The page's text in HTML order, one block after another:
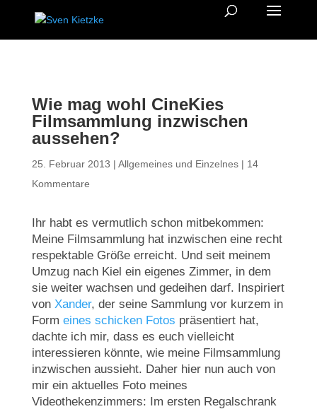
Wie mag wohl CineKies
Filmsammlung inzwischen
aussehen?
25. Februar 2013 | Allgemeines und Einzelnes| 14
Kommentare
Ihr habt es vermutlich schon mitbekommen:
Meine Filmsammlung hat inzwischen eine recht
respektable Größe erreicht. Und seit meinem
Umzug nach Kiel ein eigenes Zimmer, in dem
sie weiter wachsen und gedeihen darf. Inspiriert
von Xander, der seine Sammlung vor kurzem in
Form eines schicken Fotos präsentiert hat,
dachte ich mir, dass es euch vielleicht
interessieren könnte, wie meine Filmsammlung
inzwischen aussieht. Daher hier nun auch von
mir ein aktuelles Foto meines
Videothekenzimmers: Im ersten Regalschrank